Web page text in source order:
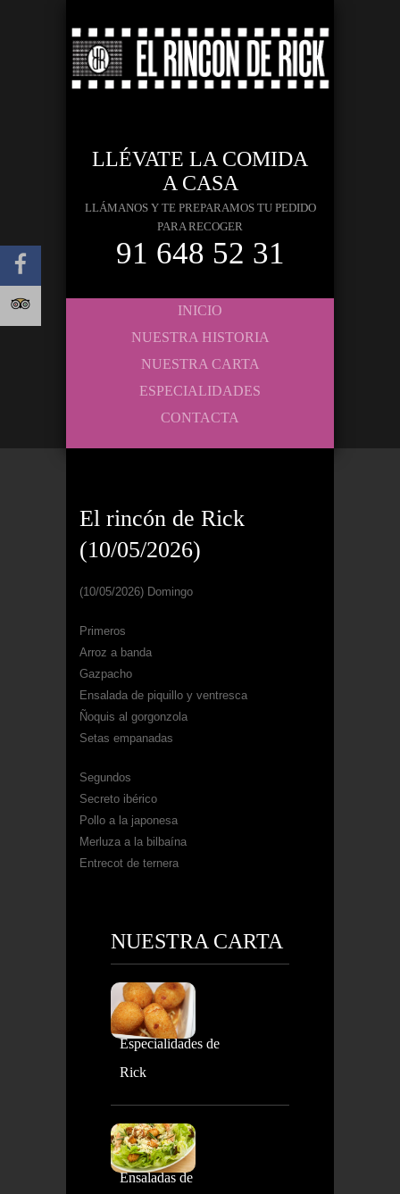
LLÉVATE LA COMIDA
A CASA
LLÁMANOS Y TE PREPARAMOS TU PEDIDO
PARA RECOGER
91 648 52 31
INICIO
NUESTRA HISTORIA
NUESTRA CARTA
ESPECIALIDADES
CONTACTA
El rincón de Rick
(10/05/2026)
(10/05/2026) Domingo
Primeros
Arroz a banda
Gazpacho
Ensalada de piquillo y ventresca
Ñoquis al gorgonzola
Setas empanadas
Segundos
Secreto ibérico
Pollo a la japonesa
Merluza a la bilbaína
Entrecot de ternera
NUESTRA CARTA
Especialidades de
Rick
Ensaladas de